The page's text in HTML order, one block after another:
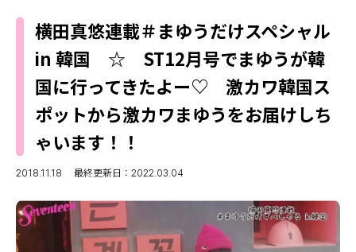
FASHION
ファッションニュース
モデル私服
着回し
着痩せ
BEAUTY
ビューティニュース
トレンドメイク
ベストコスメ
ヘアアレンジ・ヘアケア
スキンケア
ボディケア
SCHOOL
スクールニュース
制服コーデ
勉強・受験・進路
ENTERTAINMENT
エンタメニュース
なにわ男子
LIFESTYLE
ライフスタイルニュース
JKランキング・アワード
モデルの購入品
JK TREND
JKトレンドニュース
MODELS
MODEL'S BLOG
横田真悠連載＃まゆうだけスペシャル
in 韓国 ☆ ST12月号でまゆうが韓
国に行ってきたよー♡ 激カワ韓国ス
ポットから激カワまゆうをお届けしち
ゃいます！！
2018.11.18 最終更新日：2022.03.04